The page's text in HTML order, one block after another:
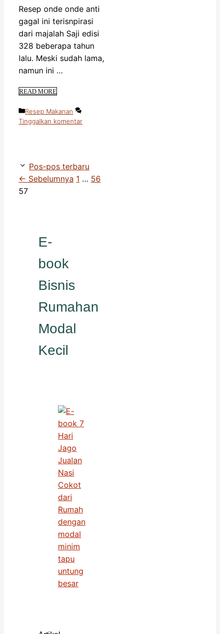
Resep onde onde anti
gagal ini terisnpirasi
dari majalah Saji edisi
328 beberapa tahun
lalu. Meski sudah lama,
namun ini …
READ MORE
Kategori
Resep Makanan
Tinggalkan komentar
Pos-pos terbaru
← Sebelumnya Halaman
1 … Halaman
56
57
E-
book
Bisnis
Rumahan
Modal
Kecil